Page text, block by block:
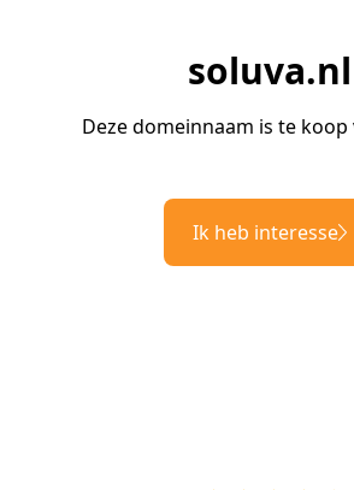
soluva.nl
Deze domeinnaam is te koop
Ik heb interesse